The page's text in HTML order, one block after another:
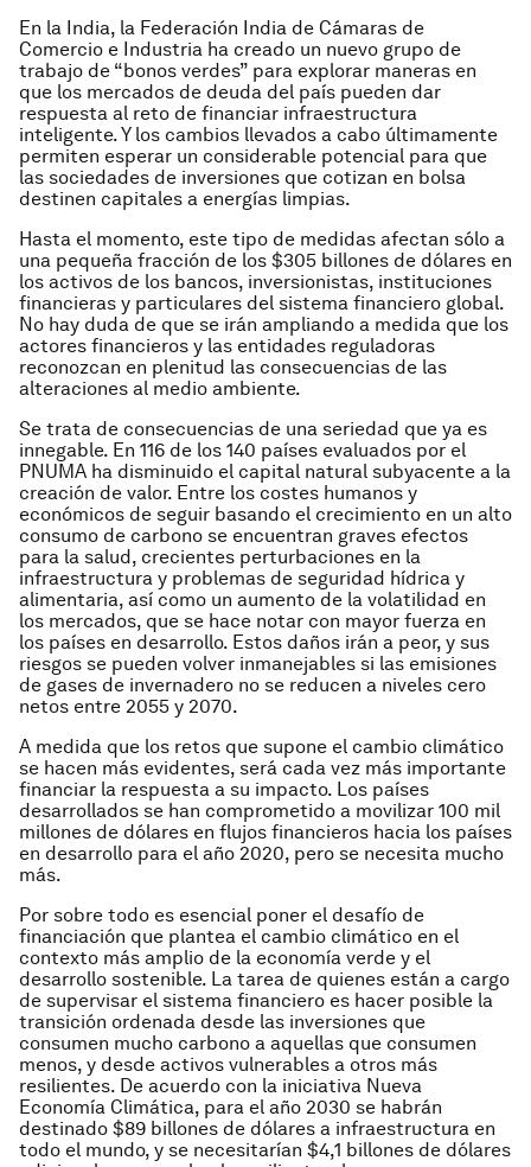
En la India, la Federación India de Cámaras de
Comercio e Industria ha creado un nuevo grupo de
trabajo de “bonos verdes” para explorar maneras en
que los mercados de deuda del país pueden dar
respuesta al reto de financiar infraestructura
inteligente. Y los cambios llevados a cabo últimamente
permiten esperar un considerable potencial para que
las sociedades de inversiones que cotizan en bolsa
destinen capitales a energías limpias.
Hasta el momento, este tipo de medidas afectan sólo a
una pequeña fracción de los $305 billones de dólares en
los activos de los bancos, inversionistas, instituciones
financieras y particulares del sistema financiero global.
No hay duda de que se irán ampliando a medida que los
actores financieros y las entidades reguladoras
reconozcan en plenitud las consecuencias de las
alteraciones al medio ambiente.
Se trata de consecuencias de una seriedad que ya es
innegable. En 116 de los 140 países evaluados por el
PNUMA ha disminuido el capital natural subyacente a la
creación de valor. Entre los costes humanos y
económicos de seguir basando el crecimiento en un alto
consumo de carbono se encuentran graves efectos
para la salud, crecientes perturbaciones en la
infraestructura y problemas de seguridad hídrica y
alimentaria, así como un aumento de la volatilidad en
los mercados, que se hace notar con mayor fuerza en
los países en desarrollo. Estos daños irán a peor, y sus
riesgos se pueden volver inmanejables si las emisiones
de gases de invernadero no se reducen a niveles cero
netos entre 2055 y 2070.
A medida que los retos que supone el cambio climático
se hacen más evidentes, será cada vez más importante
financiar la respuesta a su impacto. Los países
desarrollados se han comprometido a movilizar 100 mil
millones de dólares en flujos financieros hacia los países
en desarrollo para el año 2020, pero se necesita mucho
más.
Por sobre todo es esencial poner el desafío de
financiación que plantea el cambio climático en el
contexto más amplio de la economía verde y el
desarrollo sostenible. La tarea de quienes están a cargo
de supervisar el sistema financiero es hacer posible la
transición ordenada desde las inversiones que
consumen mucho carbono a aquellas que consumen
menos, y desde activos vulnerables a otros más
resilientes. De acuerdo con la iniciativa Nueva
Economía Climática, para el año 2030 se habrán
destinado $89 billones de dólares a infraestructura en
todo el mundo, y se necesitarían $4,1 billones de dólares